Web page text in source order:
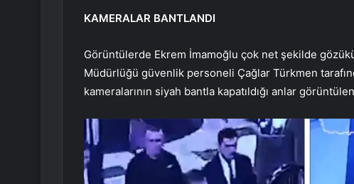
KAMERALAR BANTLANDI
Görüntülerde Ekrem İmamoğlu çok net şekilde
Müdürlüğü güvenlik personeli Çağlar Türkmen
kameralarının siyah bantla kapatıldığı anlar